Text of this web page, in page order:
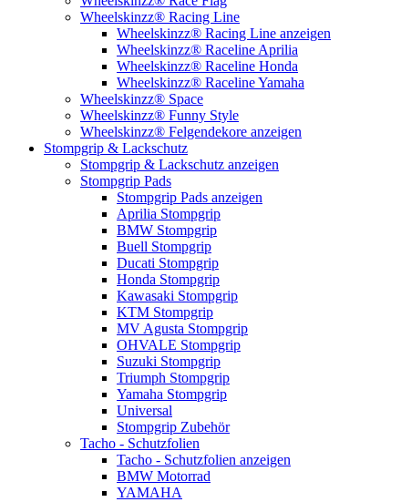
Wheelskinzz® Racing Line
Wheelskinzz® Racing Line anzeigen
Wheelskinzz® Raceline Aprilia
Wheelskinzz® Raceline Honda
Wheelskinzz® Raceline Yamaha
Wheelskinzz® Space
Wheelskinzz® Funny Style
Wheelskinzz® Felgendekore anzeigen
Stompgrip & Lackschutz
Stompgrip & Lackschutz anzeigen
Stompgrip Pads
Stompgrip Pads anzeigen
Aprilia Stompgrip
BMW Stompgrip
Buell Stompgrip
Ducati Stompgrip
Honda Stompgrip
Kawasaki Stompgrip
KTM Stompgrip
MV Agusta Stompgrip
OHVALE Stompgrip
Suzuki Stompgrip
Triumph Stompgrip
Yamaha Stompgrip
Universal
Stompgrip Zubehör
Tacho - Schutzfolien
Tacho - Schutzfolien anzeigen
BMW Motorrad
YAMAHA